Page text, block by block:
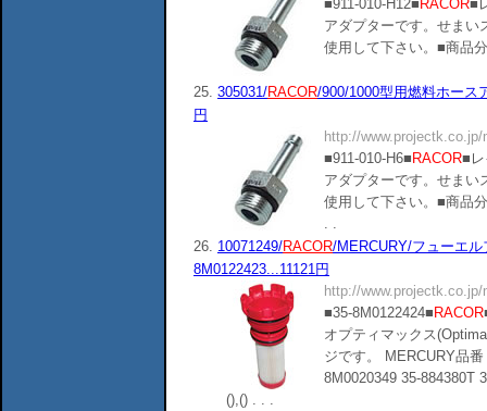
■911-010-H12■ RACOR■
アダプターです。せまい
使用して下さい。■商品
25. 305031/RACOR/900/1000型用燃料ホース
円
http://
■911-010-H6■ RACOR■レ
アダプターです。せまい
使用して下さい。■商品
. .
26. 10071249/RACOR/MERCURY/フューエ
8M0122423...11121円
http://
■35-8M0122424■ RACOR
オプティマックス
ジです。 MERCURY品
8M0020349 35-884380T
(),() . . .